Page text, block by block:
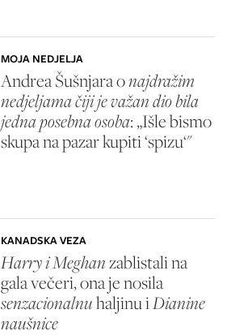
MOJA NEDJELJA
Andrea Šušnjara onajdražim
nedjeljama čiji je važan dio bila
jedna posebna osoba: „Išle bismo
skupa na pazar kupiti ‘spizu‘"
KANADSKA VEZA
Harry i Meghanzablistali na
gala večeri, ona je nosila
senzacionalnuhaljinu iDianine
naušnice